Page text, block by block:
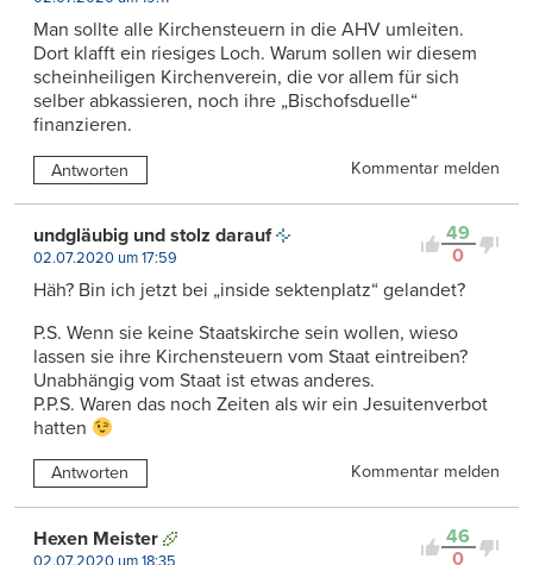
Man sollte alle Kirchensteuern in die AHV umleiten.
Dort klafft ein riesiges Loch. Warum sollen wir diesem
scheinheiligen Kirchenverein, die vor allem für sich
selber abkassieren, noch ihre „Bischofsduelle“
finanzieren.
Antworten Kommentar melden
49
0
undgläubig und stolz darauf
02.07.2020 um 17:59
Häh? Bin ich jetzt bei „inside sektenplatz“ gelandet?
P.S. Wenn sie keine Staatskirche sein wollen, wieso
lassen sie ihre Kirchensteuern vom Staat eintreiben?
Unabhängig vom Staat ist etwas anderes.
P.P.S. Waren das noch Zeiten als wir ein Jesuitenverbot
hatten
Antworten Kommentar melden
46
0
Hexen Meister